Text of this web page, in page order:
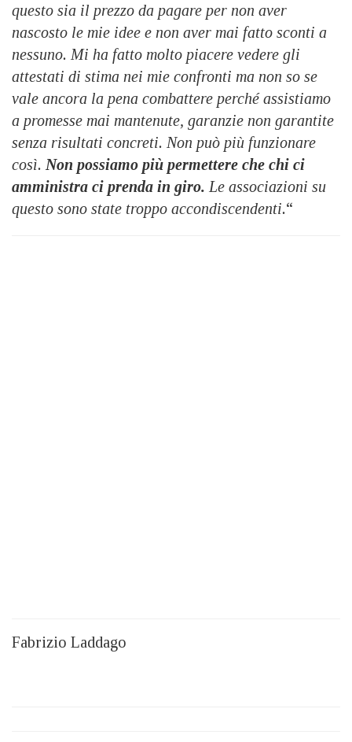
questo sia il prezzo da pagare per non aver
nascosto le mie idee e non aver mai fatto sconti a
nessuno. Mi ha fatto molto piacere vedere gli
attestati di stima nei mie confronti ma non so se
vale ancora la pena combattere perché assistiamo
a promesse mai mantenute, garanzie non garantite
senza risultati concreti. Non può più funzionare
così. Non possiamo più permettere che chi ci
amministra ci prenda in giro. Le associazioni su
questo sono state troppo accondiscendenti.“
Fabrizio Laddago